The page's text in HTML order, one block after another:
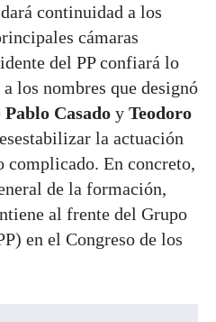
dará continuidad a los
cámaras
del PP confiará lo
los nombres que designó
Pablo Casado y Teodoro
la actuación
complicado. En concreto,
de la formación,
al frente del Grupo
en el Congreso de los